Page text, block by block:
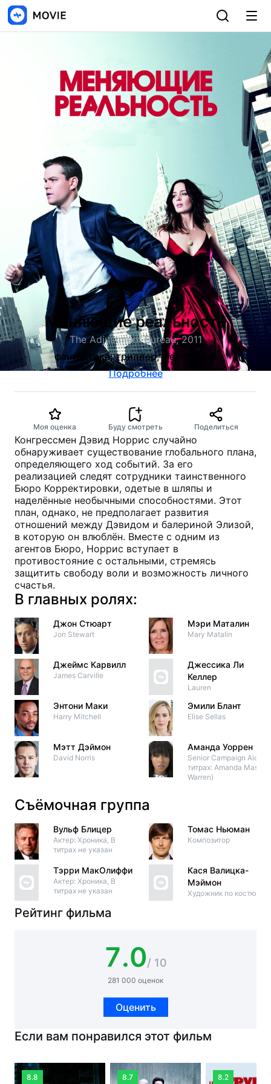
Меняющие реальность
The Adjustment Bureau, 2011
фантастика, триллер, мелодрама
Подробнее
Моя оценка Буду смотреть Поделиться
Конгрессмен Дэвид Норрис случайно
обнаруживает существование глобального плана,
определяющего ход событий. За его
реализацией следят сотрудники таинственного
Бюро Корректировки, одетые в шляпы и
наделённые необычными способностями. Этот
план, однако, не предполагает развития
отношений между Дэвидом и балериной Элизой,
в которую он влюблён. Вместе с одним из
агентов Бюро, Норрис вступает в
противостояние с остальными, стремясь
защитить свободу воли и возможность личного
счастья.
В главных ролях:
Джон Стюарт
Jon Stewart
Джеймс Карвилл
James Carville
Энтони Маки
Harry Mitchell
Мэтт Дэймон
David Norris
Мэри Маталин
Mary Matalin
Джессика Ли
Келлер
Lauren
Эмили Блант
Elise Sellas
Аманда Уоррен
Senior Campaign Aide (в
титрах: Amanda Mason
Warren)
Съёмочная группа
Вульф Блицер
Актер: Хроника, В
титрах не указан
Тэрри МакОлиффи
Актер: Хроника, В
титрах не указан
Томас Ньюман
Композитор
Кася Валицка-
Мэймон
Художник по костюмам
Рейтинг фильма
7.0/ 10
281 000 оценок
Оценить
Если вам понравился этот фильм
8.8 8.7 8.2